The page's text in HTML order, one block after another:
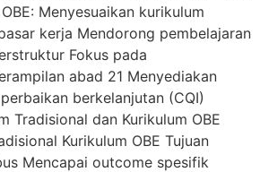
Menyesuaikan kurikulum
kerja Mendorong pembelajaran
Fokus pada
abad 21 Menyediakan
berkelanjutan (CQI)
Tradisional dan Kurikulum OBE
Kurikulum OBE Tujuan
Mencapai outcome spesifik